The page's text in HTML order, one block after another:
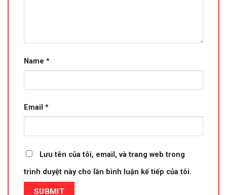
Name *
Email *
Lưu tên của tôi, email, và trang web trong
trình duyệt này cho lần bình luận kế tiếp của tôi.